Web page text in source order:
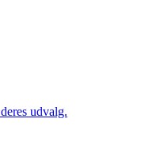
udvalg.